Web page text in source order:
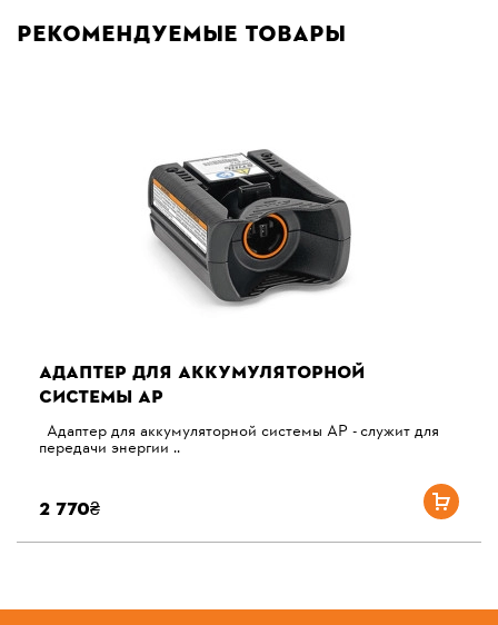
Рекомендуемые товары
АДАПТЕР ДЛЯ АККУМУЛЯТОРНОЙ
СИСТЕМЫ АР
Адаптер для аккумуляторной системы АР - служит для
передачи энергии ..
2 770₴